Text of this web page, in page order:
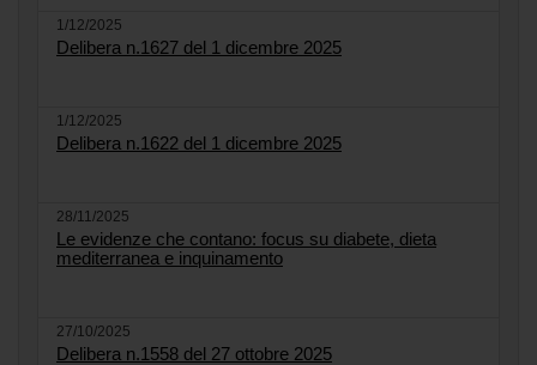
1/12/2025
Delibera n.1627 del 1 dicembre 2025
1/12/2025
Delibera n.1622 del 1 dicembre 2025
28/11/2025
Le evidenze che contano: focus su diabete, dieta
mediterranea e inquinamento
27/10/2025
Delibera n.1558 del 27 ottobre 2025